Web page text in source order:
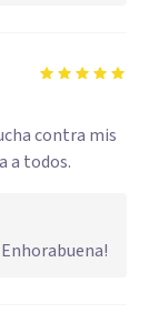
contra mis
a todos.